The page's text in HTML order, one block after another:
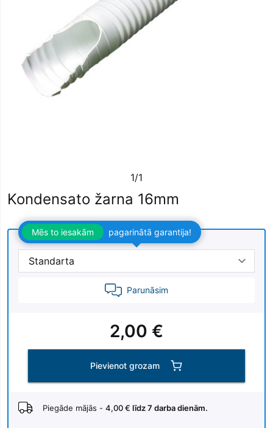
1/1
Kondensato žarna 16mm
Mēs to iesakām pagarinātā garantija!
Parunāsim
2,00 €
Pievienot grozam
Piegāde mājās - 4,00 € līdz 7 darba dienām.